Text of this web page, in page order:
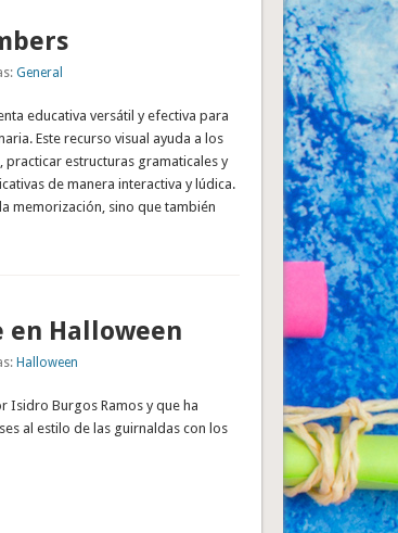
General
educativa versátil y efectiva para
Este recurso visual ayuda a los
estructuras gramaticales y
de manera interactiva y lúdica.
memorización, sino que también
en Halloween
Halloween
Isidro Burgos Ramos y que ha
al estilo de las guirnaldas con los